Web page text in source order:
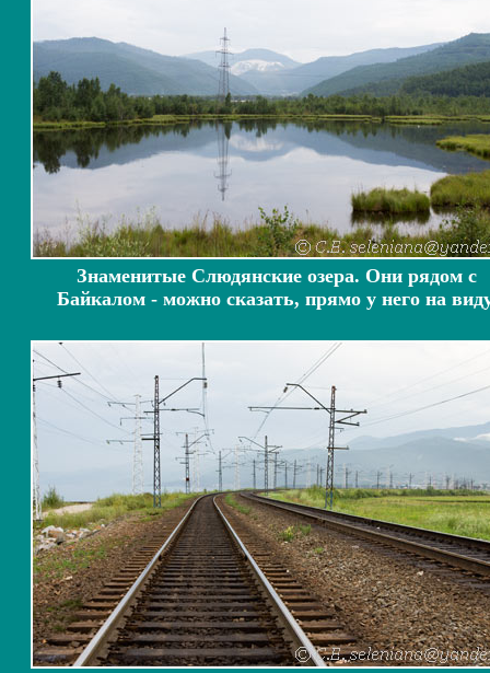
Знаменитые Слюдянские озера. Они рядом с
Байкалом - можно сказать, прямо у него на